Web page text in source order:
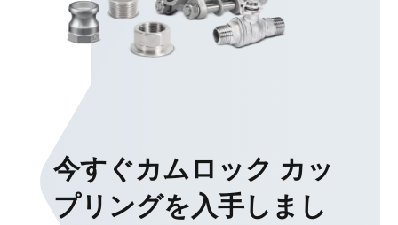
今すぐカムロック カッ
プリングを入手しまし